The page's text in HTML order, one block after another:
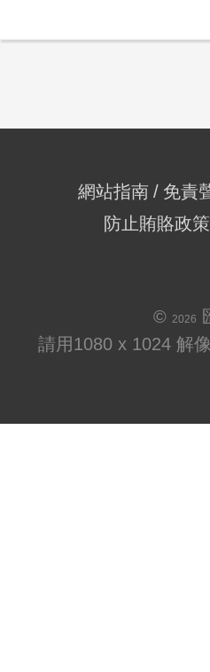
網站指南 免責
防止賄賂政策
© 2026
請用1080 x 1024 解